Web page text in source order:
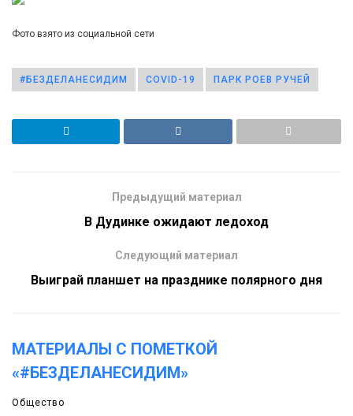
Фото взято из социальной сети
#БЕЗДЕЛАНЕСИДИМ COVID-19 ПАРК РОЕВ РУЧЕЙ
Предыдущий материал
В Дудинке ожидают ледоход
Следующий материал
Выиграй планшет на празднике полярного дня
МАТЕРИАЛЫ С ПОМЕТКОЙ
«#БЕЗДЕЛАНЕСИДИМ»
Общество